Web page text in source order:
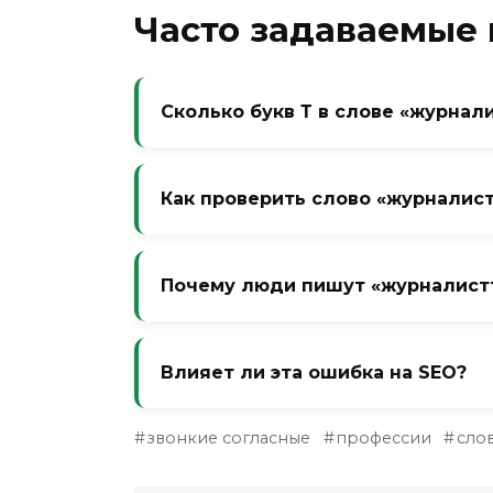
Часто задаваемые
Сколько букв Т в слове
Как проверить слово
Почему люди пишут
Влияет ли эта ошибка на SEO?
убивает весь профессиональный
звонкие согласные профессии